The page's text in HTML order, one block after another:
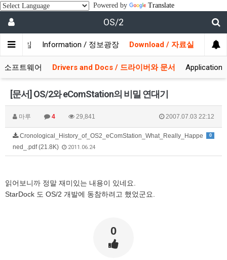
Powered by Translate
OS/2
자모임 Information / 정보광장 Download / 자료실
소프트웨어 Drivers and Docs / 드라이버와 문서
[문서] OS/2와 eComStation의 비밀 연대기
마루 4 29,841 2007.07.03 22:12
0
Cronological_History_of_OS2_eComStation_What_Really_Happe
ned_.pdf (21.8K)
2011.06.24
읽어보니까 정말 재미있는 내용이 있네요.
StarDock 도 OS/2 개발에 동참하려고 했었군요.
0